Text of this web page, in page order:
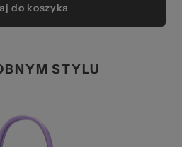
do koszyka
STYLU